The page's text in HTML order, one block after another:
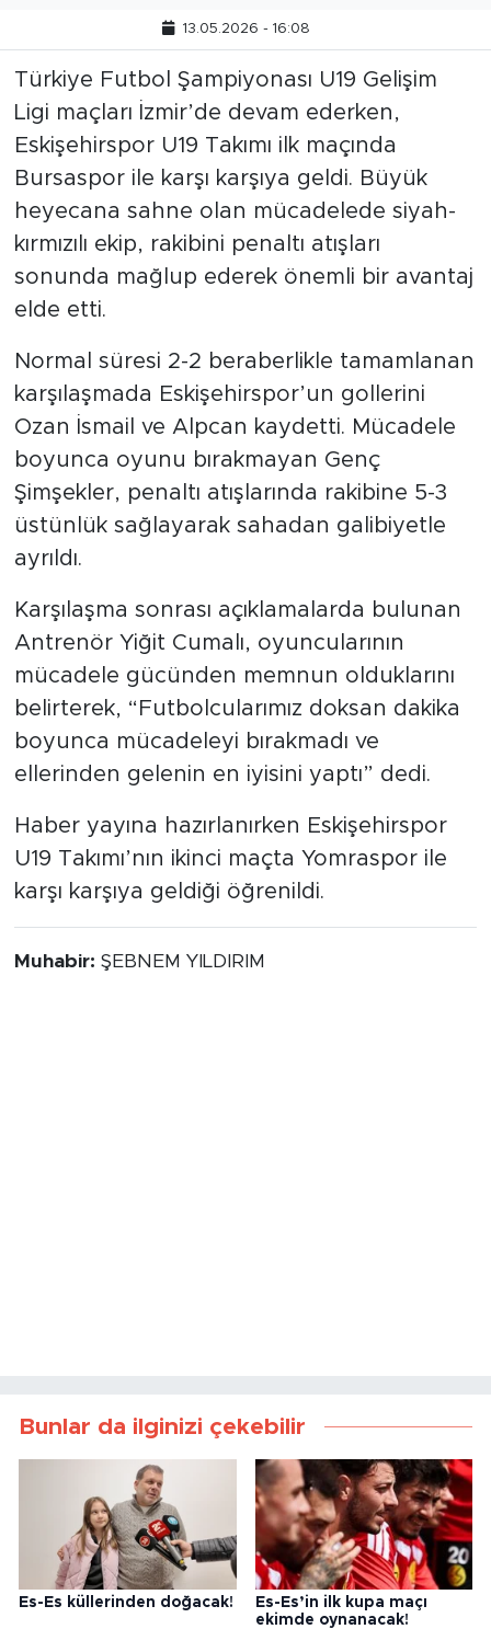
Türkiye Futbol Şampiyonası U19 Gelişim
Ligi maçları İzmir’de devam ederken,
Eskişehirspor U19 Takımı ilk maçında
Bursaspor ile karşı karşıya geldi. Büyük
heyecana sahne olan mücadelede siyah-
kırmızılı ekip, rakibini penaltı atışları
sonunda mağlup ederek önemli bir avantaj
elde etti.
Normal süresi 2-2 beraberlikle tamamlanan
karşılaşmada Eskişehirspor’un gollerini
Ozan İsmail ve Alpcan kaydetti. Mücadele
boyunca oyunu bırakmayan Genç
Şimşekler, penaltı atışlarında rakibine 5-3
üstünlük sağlayarak sahadan galibiyetle
ayrıldı.
Karşılaşma sonrası açıklamalarda bulunan
Antrenör Yiğit Cumalı, oyuncularının
mücadele gücünden memnun olduklarını
belirterek, “Futbolcularımız doksan dakika
boyunca mücadeleyi bırakmadı ve
ellerinden gelenin en iyisini yaptı” dedi.
Haber yayına hazırlanırken Eskişehirspor
U19 Takımı’nın ikinci maçta Yomraspor ile
karşı karşıya geldiği öğrenildi.
Muhabir: ŞEBNEM YILDIRIM
Bunlar da ilginizi çekebilir
Es-Es küllerinden doğacak!
Es-Es’in ilk kupa maçı
ekimde oynanacak!